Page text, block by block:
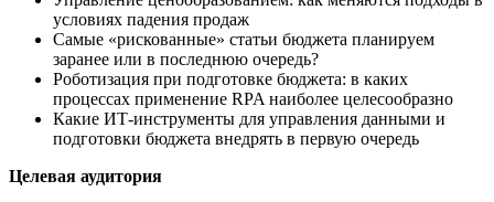
условиях падения продаж
Самые «рискованные» статьи бюджета планируем
заранее или в последнюю очередь?
Роботизация при подготовке бюджета: в каких
процессах применение RPA наиболее целесообразно
Какие ИТ-инструменты для управления данными и
подготовки бюджета внедрять в первую очередь
Целевая аудитория